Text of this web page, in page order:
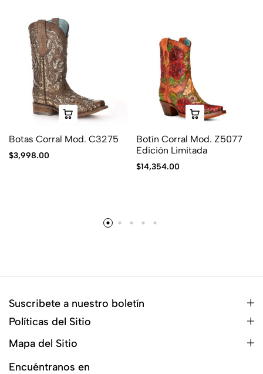
Botas Corral Mod. C3275
$3,998.00
Botín Corral Mod. Z5077
Edición Limitada
$14,354.00
Suscribete a nuestro boletín
Políticas del Sitio
Mapa del Sitio
Encuéntranos en